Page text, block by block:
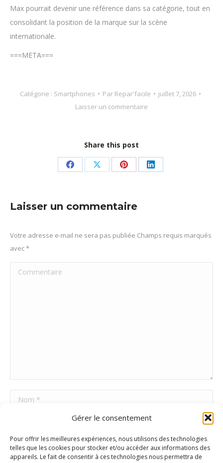
Gérer le consentement
Pour offrir les meilleures expériences, nous utilisons des technologies
telles que les cookies pour stocker et/ou accéder aux informations des
appareils. Le fait de consentir à ces technologies nous permettra de
Max pourrait devenir une référence dans sa catégorie, tout en
consolidant la position de la marque sur la scène
internationale.
===META===
Catégorie : Smartphones Par Repar'facile
juillet 7, 2026
Laisser un commentaire
Share this post
PartagerPartagerPartager
Pinterest
Partager
Laisser un commentaire
Votre adresse e-mail ne sera pas publiée Champs requis marqués
avec*
Commentaire
Nom *
Site Web